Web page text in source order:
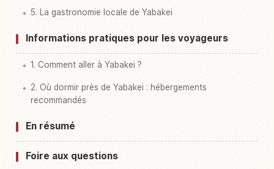
5. La gastronomie locale de Yabakei
Informations pratiques pour les voyageurs
1. Comment aller à Yabakei ?
2. Où dormir près de Yabakei : hébergements
recommandés
En résumé
Foire aux questions